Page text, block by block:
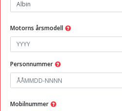
Motorns årsmodell
Personnummer
Mobilnummer